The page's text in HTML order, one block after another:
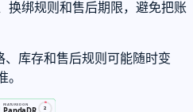
换绑规则和售后期限，避免把账
、库存和售后规则可能随时变
。